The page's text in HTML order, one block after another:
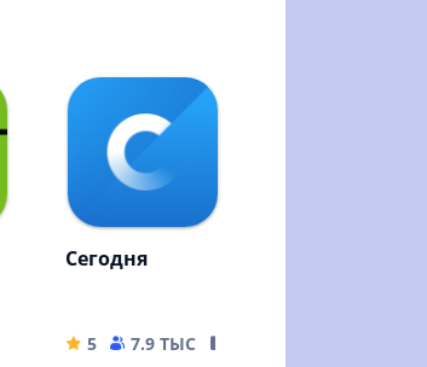
32.98 MB
Сегодня
5 7.9 ТЫС